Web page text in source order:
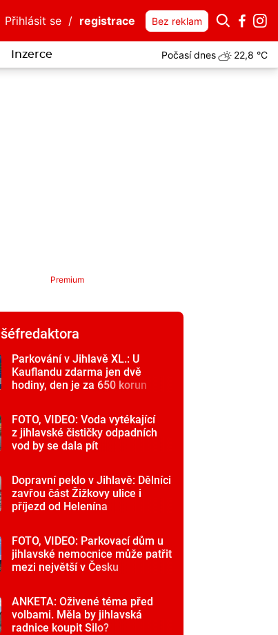
Přihlásit se / registrace Bez reklam
Inzerce Počasí dnes 22,8 °C
na čerpací stanici u dálnice. Pomohli jí policisté z
Premium
Parkování v Jihlavě XL.: U
Kauflandu zdarma jen dvě
hodiny, den je za 650 korun
FOTO, VIDEO: Voda vytékající
z jihlavské čističky odpadních
vod by se dala pít
Dopravní peklo v Jihlavě: Dělníci
zavřou část Žižkovy ulice i
příjezd od Helenína
FOTO, VIDEO: Parkovací dům u
jihlavské nemocnice může patřit
mezi největší v Česku
ANKETA: Oživené téma před
volbami. Měla by jihlavská
radnice koupit Silo?